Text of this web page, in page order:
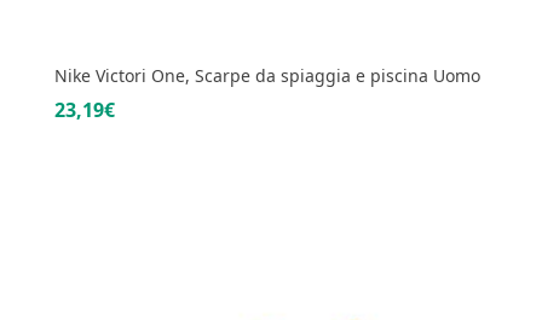
Nike Victori One, Scarpe da spiaggia e piscina Uomo
23,19€